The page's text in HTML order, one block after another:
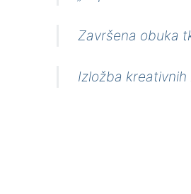
Završena obuka
Izložba